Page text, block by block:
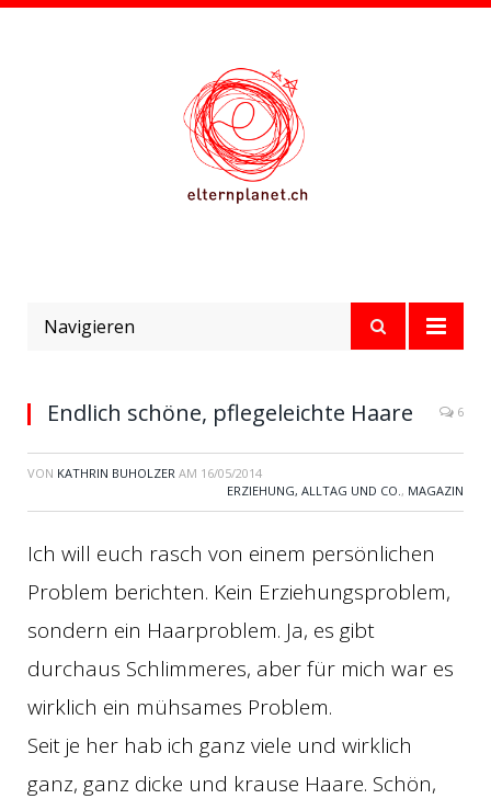
Navigieren
Endlich schöne, pflegeleichte Haare 6
VON KATHRIN BUHOLZER AM 16/05/2014
ERZIEHUNG, ALLTAG UND CO., MAGAZIN
Ich will euch rasch von einem persönlichen
Problem berichten. Kein Erziehungsproblem,
sondern ein Haarproblem. Ja, es gibt
durchaus Schlimmeres, aber für mich war es
wirklich ein mühsames Problem.
Seit je her hab ich ganz viele und wirklich
ganz, ganz dicke und krause Haare. Schön,